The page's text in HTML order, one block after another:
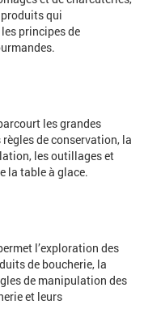
qui
principes de
les grandes
de conservation, la
les outillages et
la table à glace.
l’exploration des
de boucherie, la
de manipulation des
et leurs